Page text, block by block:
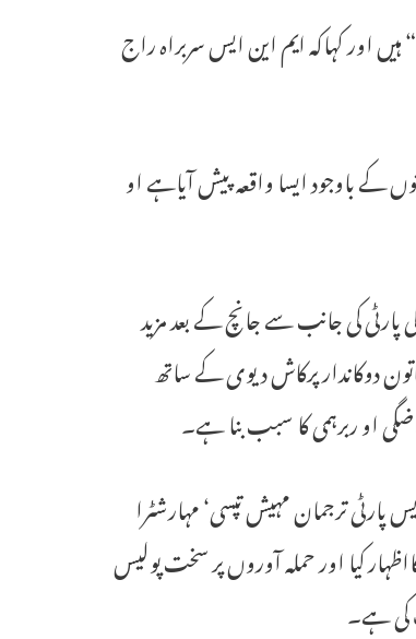
ہیں اور کہاکہ ایم این ایس سربراہ راج
باوجود ایسا واقعہ پیش آیاہے او
پارٹی کی جانب سے جانچ کے بعد مزید
دوکاندار پرکاش دیوی کے ساتھ
او ربرہمی کا سبب بنا ہے۔
پارٹی ترجمان مہیش تپسی‘ مہارشٹرا
کیا اور حملہ آوروں پر سخت پولیس
کی ہے۔